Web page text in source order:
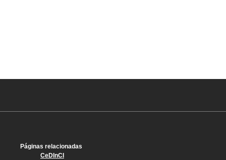
Páginas relacionadas
CeDInCI